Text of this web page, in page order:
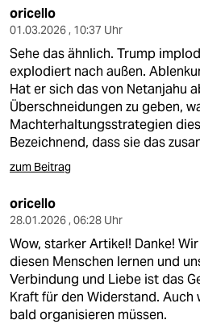
oricello
01.03.2026 , 10:37 Uhr
Sehe das ähnlich. Trump
explodiert nach außen.
Hat er sich das von Netanjahu
Überschneidungen zu geben,
Machterhaltungsstrategien
Bezeichnend, dass sie das
zum Beitrag
oricello
28.01.2026 , 06:28 Uhr
Wow, starker Artikel! Danke!
diesen Menschen lernen und
Verbindung und Liebe ist das
Kraft für den Widerstand. Auch
bald organisieren müssen.